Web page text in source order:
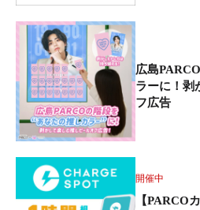
広島
ラーに！剥
フ広告
開催中
【PARCO